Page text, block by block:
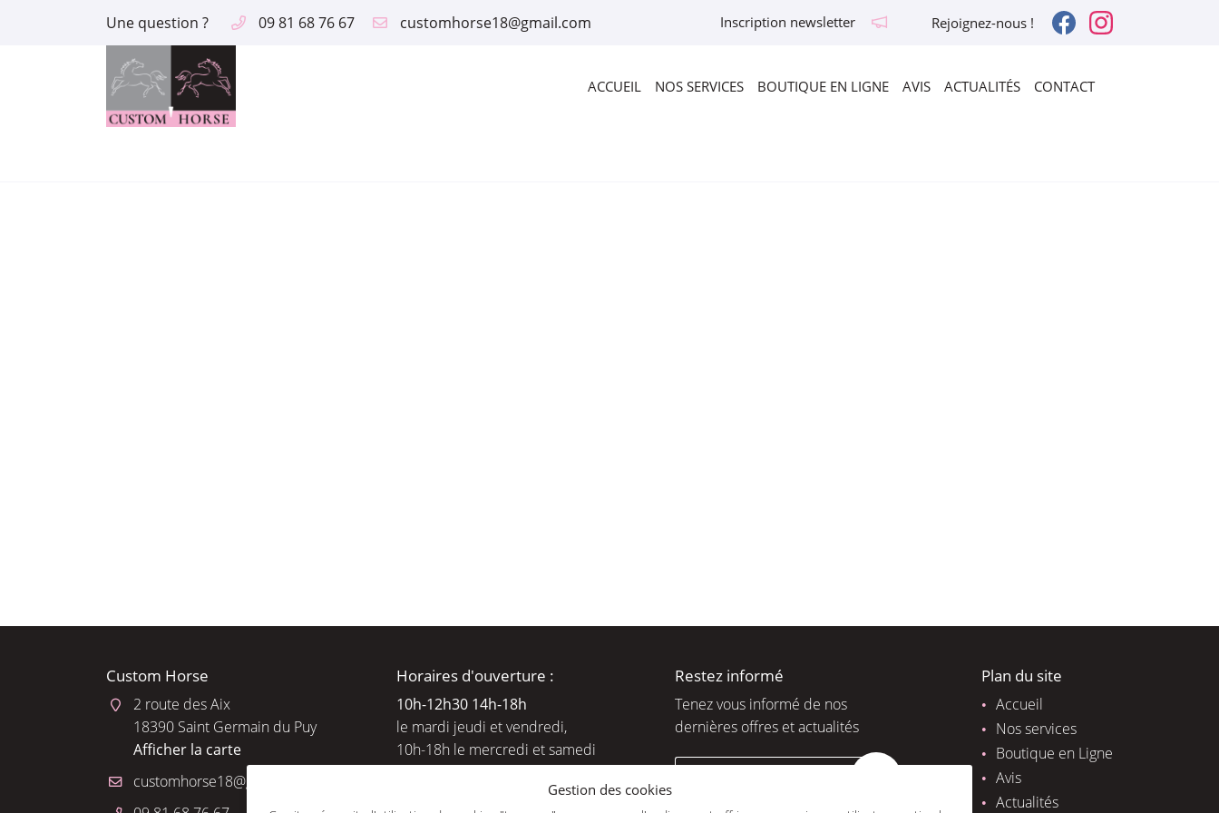
Une question ? 09 81 68 76 67 Inscription newsletter Rejoignez-nous !
ACCUEIL NOS SERVICES BOUTIQUE EN LIGNE AVIS ACTUALITÉS CONTACT
2 route des Aix
18390 Saint Germain du Puy
09 81 68 76 67
Custom Horse
2 route des Aix
18390 Saint Germain du Puy
Afficher la carte
Horaires d'ouverture :
10h-12h30 14h-18h
le mardi jeudi et vendredi,
10h-18h le mercredi et samedi
Restez informé
Tenez vous informé de nos
dernières offres et actualités
Plan du site
Accueil
Nos services
Boutique en Ligne
Avis
Actualités
Gestion des cookies